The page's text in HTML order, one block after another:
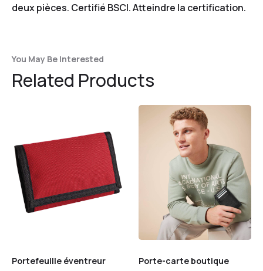
deux pièces. Certifié BSCI. Atteindre la certification.
You May Be Interested
Related Products
Portefeuille éventreur Porte-carte boutique